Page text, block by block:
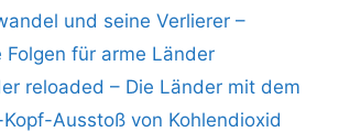
und seine Verlierer –
Folgen für arme Länder
reloaded – Die Länder mit dem
Ausstoß von Kohlendioxid